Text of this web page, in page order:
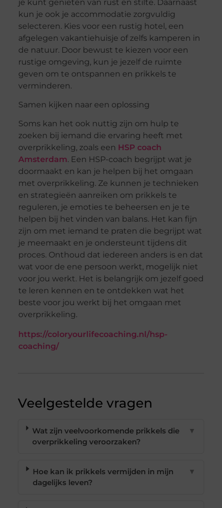
je kunt genieten van rust en stilte. Daarnaast
kun je ook je accommodatie zorgvuldig
selecteren. Kies voor een rustig hotel, een
afgelegen vakantiehuisje of zelfs kamperen in
de natuur. Door bewust te kiezen voor een
rustige omgeving, kun je jezelf de ruimte
geven om te ontspannen en prikkels te
verminderen.
Samen kijken naar een oplossing
Soms kan het ook nuttig zijn om hulp te
zoeken bij iemand die ervaring heeft met
overprikkeling, zoals een HSP coach
Amsterdam. Een HSP-coach begrijpt wat je
doormaakt en kan je helpen bij het omgaan
met overprikkeling. Ze kunnen je technieken
en strategieën aanreiken om prikkels te
reguleren, je emoties te beheersen en je te
helpen bij het vinden van balans. Het kan fijn
zijn om met iemand te praten die begrijpt wat
je meemaakt en je ondersteunt tijdens dit
proces. Onthoud dat iedereen anders is en dat
wat voor de ene persoon werkt, mogelijk niet
voor jou werkt. Het is belangrijk om jezelf goed
te leren kennen en te ontdekken wat het
beste voor jou werkt bij het omgaan met
overprikkeling.
https://coloryourlifecoaching.nl/hsp-
coaching/
Veelgestelde vragen
Wat zijn veelvoorkomende prikkels die
overprikkeling veroorzaken?
▼
Hoe kan ik prikkels vermijden in mijn
dagelijks leven?
▼